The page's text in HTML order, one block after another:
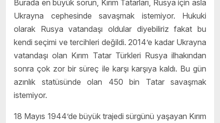
Burada en büyük sorun, Kırım Tatarları, Rusya için asla
Ukrayna cephesinde savaşmak istemiyor. Hukuki
olarak Rusya vatandaşı oldular diyebiliriz fakat bu
kendi seçimi ve tercihleri değildi. 2014’e kadar Ukrayna
vatandaşı olan Kırım Tatar Türkleri Rusya ilhakından
sonra çok zor bir süreç ile karşı karşıya kaldı. Bu gün
azınlık statüsünde olan 450 bin Tatar savaşmak
istemiyor.
18 Mayıs 1944’de büyük trajedi sürgünü yaşayan Kırım